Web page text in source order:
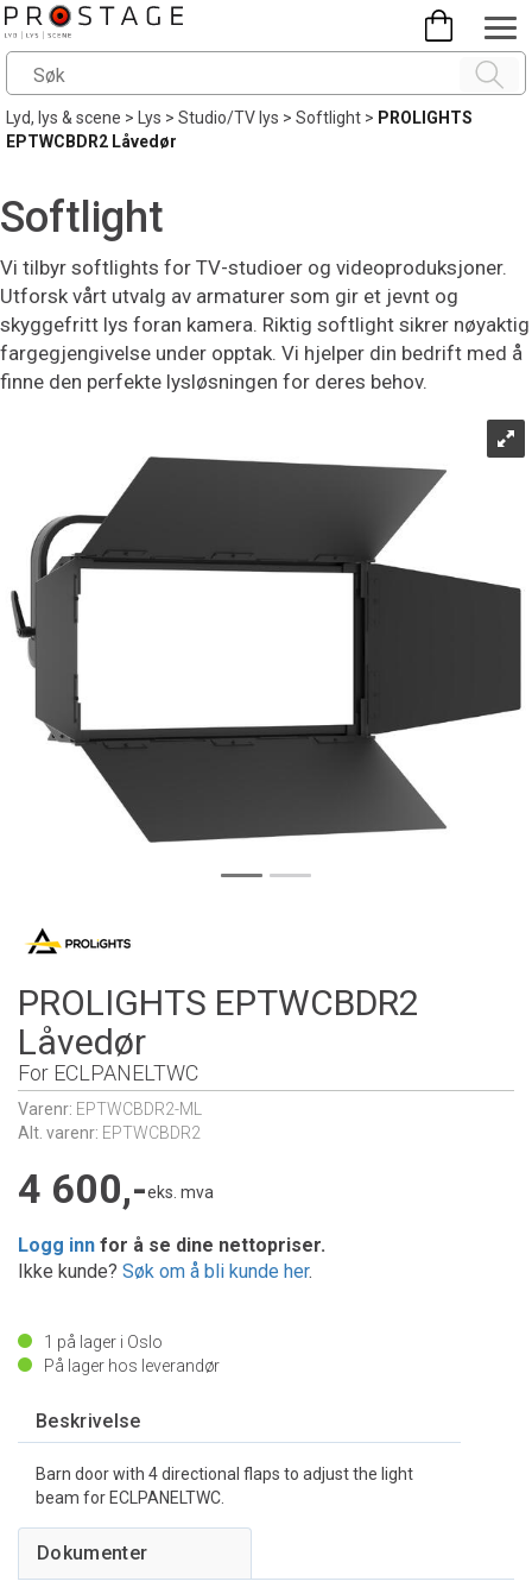
Lyd, lys & scene> Lys>Studio/TV lys>Softlight> PROLIGHTS
EPTWCBDR2 Låvedør
Softlight
Vi tilbyr softlights for TV-studioer og videoproduksjoner.
Utforsk vårt utvalg av armaturer som gir et jevnt og
skyggefritt lys foran kamera. Riktig softlight sikrer nøyaktig
fargegjengivelse under opptak. Vi hjelper din bedrift med å
finne den perfekte lysløsningen for deres behov.
PROLIGHTS EPTWCBDR2
Låvedør
For ECLPANELTWC
Varenr: EPTWCBDR2-ML
Alt. varenr: EPTWCBDR2
4 600,-eks. mva
Logg inn for å se dine nettopriser.
Ikke kunde? Søk om å bli kunde her.
1 på lager i Oslo
På lager hos leverandør
Beskrivelse
Barn door with 4 directional flaps to adjust the light
beam for ECLPANELTWC.